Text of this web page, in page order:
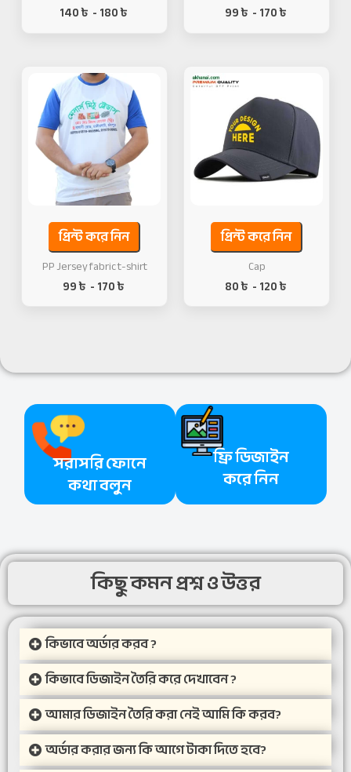
140৳ -180৳ 99৳ -170৳
প্রিন্ট করে নিন
PP Jersey fabric t-shirt
99৳ -170৳
প্রিন্ট করে নিন
Cap
80৳ -120৳
সরাসরি ফোনে
কথা বলুন
ফ্রি ডিজাইন
করে নিন
কিছু কমন প্রশ্ন ও উত্তর
কিভাবে অর্ডার করব ?
কিভাবে ডিজাইন তৈরি করে দেখাবেন ?
আমার ডিজাইন তৈরি করা নেই আমি কি করব?
অর্ডার করার জন্য কি আগে টাকা দিতে হবে?